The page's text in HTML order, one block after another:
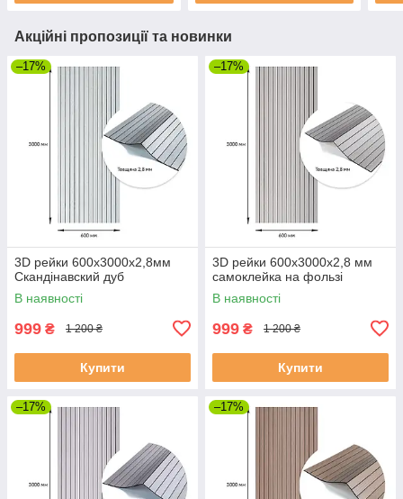
Акційні пропозиції та новинки
–17%
3D рейки 600х3000х2,8мм
Скандінавский дуб
В наявності
999 ₴ 1 200 ₴
Купити
–17%
3D рейки 600х3000х2,8 мм
самоклейка на фользі
В наявності
999 ₴ 1 200 ₴
Купити
–17% –17%